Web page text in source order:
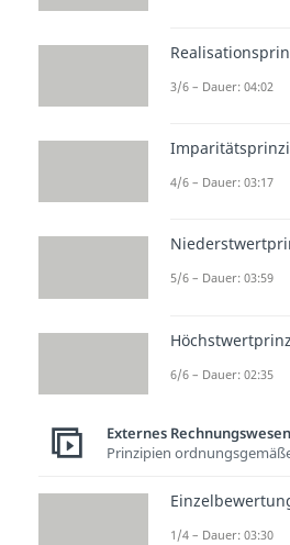
n (GKV)
Beim
werden alle im
werdenalle
Erzeugnisse
auch solche,
wurden. Zur
3/6 – Dauer: 04:02
4/6 – Dauer: 03:17
5/6 – Dauer: 03:59
6/6 – Dauer: 02:35
Externes Rechnungswesen
Prinzipien
1/4 – Dauer: 03:30